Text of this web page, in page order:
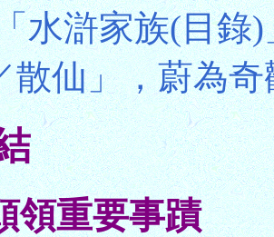
水滸家族(目錄
散仙」，蔚為
領重要事蹟